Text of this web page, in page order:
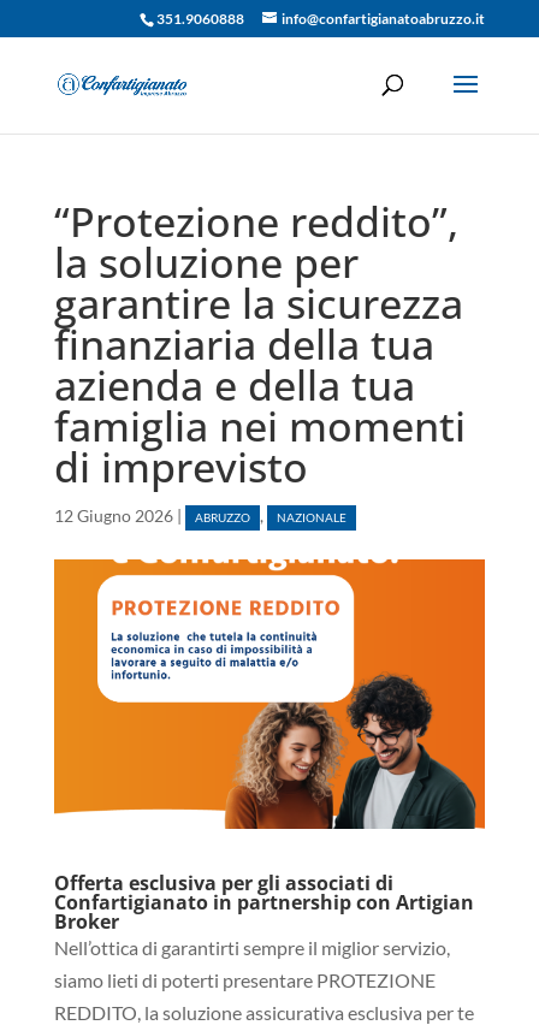
351.9060888 info@confartigianatoabruzzo.it
“Protezione reddito”,
la soluzione per
garantire la sicurezza
finanziaria della tua
azienda e della tua
famiglia nei momenti
di imprevisto
12 Giugno 2026| ABRUZZO , NAZIONALE
Offerta esclusiva per gli associati di
Confartigianato in partnership con Artigian
Broker
Nell’ottica di garantirti sempre il miglior servizio,
siamo lieti di poterti presentare PROTEZIONE
REDDITO, la soluzione assicurativa esclusiva per te